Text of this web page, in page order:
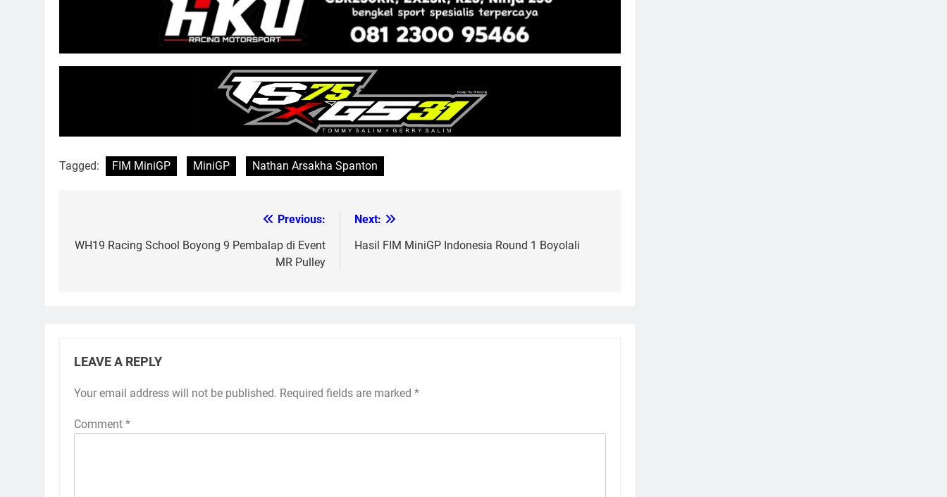
Tagged: FIM MiniGP MiniGP Nathan Arsakha Spanton
navigation
Previous:
WH19 Racing School Boyong 9 Pembalap di Event
MR Pulley
Next:
Hasil FIM MiniGP Indonesia Round 1 Boyolali
LEAVE A REPLY
Your email address will not be published. Required fields are marked *
Comment *